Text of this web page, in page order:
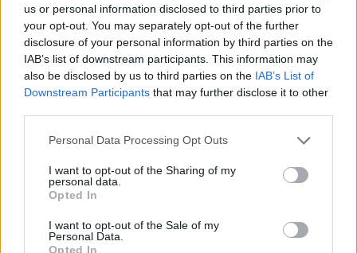
us or personal information disclosed to third parties prior to
your opt-out. You may separately opt-out of the further
disclosure of your personal information by third parties on the
IAB’s list of downstream participants. This information may
also be disclosed by us to third parties on the IAB’s List of
Downstream Participants that may further disclose it to other
Personal Data Processing Opt Outs
I want to opt-out of the Sharing of my
personal data.
Opted In
I want to opt-out of the Sale of my
Personal Data.
Opted In
αντιμέτωπο τον κ. Μητσοτάκη με τη βάση της ΝΔ
που παραδοσιακά βρίσκεται κοντά στην Εκκλησία
ή ακόμη και στελέχη του, αν και ο κίνδυνος από
τον κορονοϊό προσώρας έχει «παγώσει» άπαντες
και φέρνει ως πρώτη προτεραιότητα τη μάχη κατά
της πανδημίας.
Facebook Share on X
Email
Tags: απόφαση